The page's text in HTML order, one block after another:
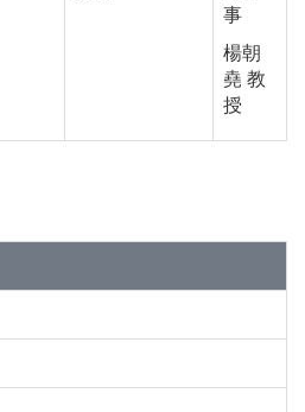
事
楊朝
堯 教
授